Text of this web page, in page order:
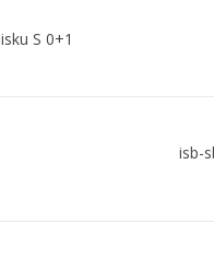
S 0+1
isb-